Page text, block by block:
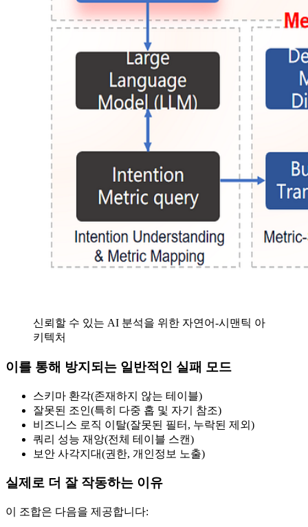
신뢰할 수 있는 AI 분석을 위한 자연어-시맨틱 아
키텍처
이를 통해 방지되는 일반적인 실패 모드
스키마 환각(존재하지 않는 테이블)
잘못된 조인(특히 다중 홉 및 자기 참조)
비즈니스 로직 이탈(잘못된 필터, 누락된 제외)
쿼리 성능 재앙(전체 테이블 스캔)
보안 사각지대(권한, 개인정보 노출)
실제로 더 잘 작동하는 이유
이 조합은 다음을 제공합니다: